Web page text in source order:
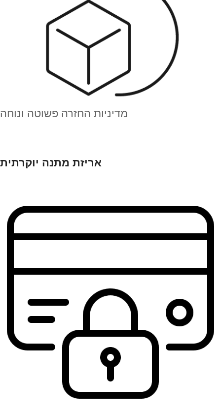
מדיניות החזרה פשוטה ונוחה
אריזת מתנה יוקרתית